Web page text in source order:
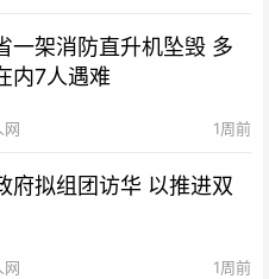
一架消防直升机坠毁 多
内7人遇难
网 1周前
府拟组团访华 以推进双
网 1周前